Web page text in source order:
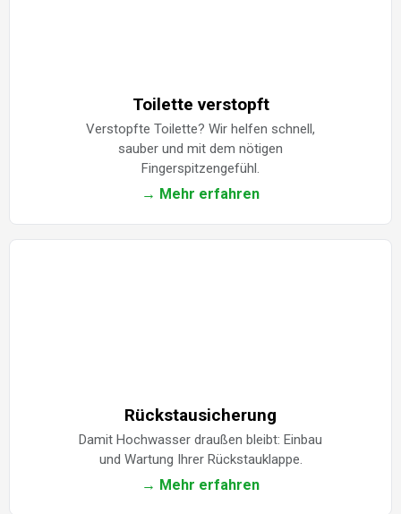
Toilette verstopft
Verstopfte Toilette? Wir helfen schnell,
sauber und mit dem nötigen
Fingerspitzengefühl.
→ Mehr erfahren
Rückstausicherung
Damit Hochwasser draußen bleibt: Einbau
und Wartung Ihrer Rückstauklappe.
→ Mehr erfahren